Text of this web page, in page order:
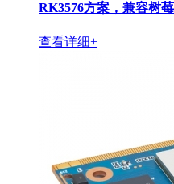
RK3576方案，兼容树
查看详细+